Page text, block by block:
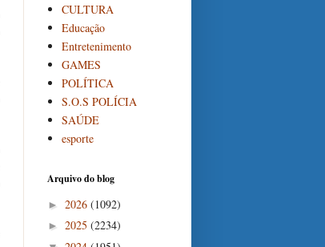
CULTURA
Educação
Entretenimento
GAMES
POLÍTICA
S.O.S POLÍCIA
SAÚDE
esporte
Arquivo do blog
► 2026 (1092)
► 2025 (2234)